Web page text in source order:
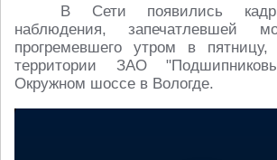
В Сети появились
наблюдения, запечатлевшей
прогремевшего утром в
территории ЗАО
Окружном шоссе в Вологде.